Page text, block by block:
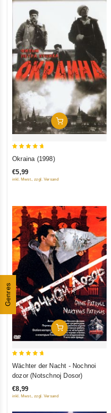
Genres
In Den Warenkorb
out of 5
Okraina (1998)
€5,99
inkl. Mwst., zzgl. Versand
In Den Warenkorb
Wächter der Nacht - Nochnoi
dozor (Notschnoj Dosor)
€8,99
inkl. Mwst., zzgl. Versand